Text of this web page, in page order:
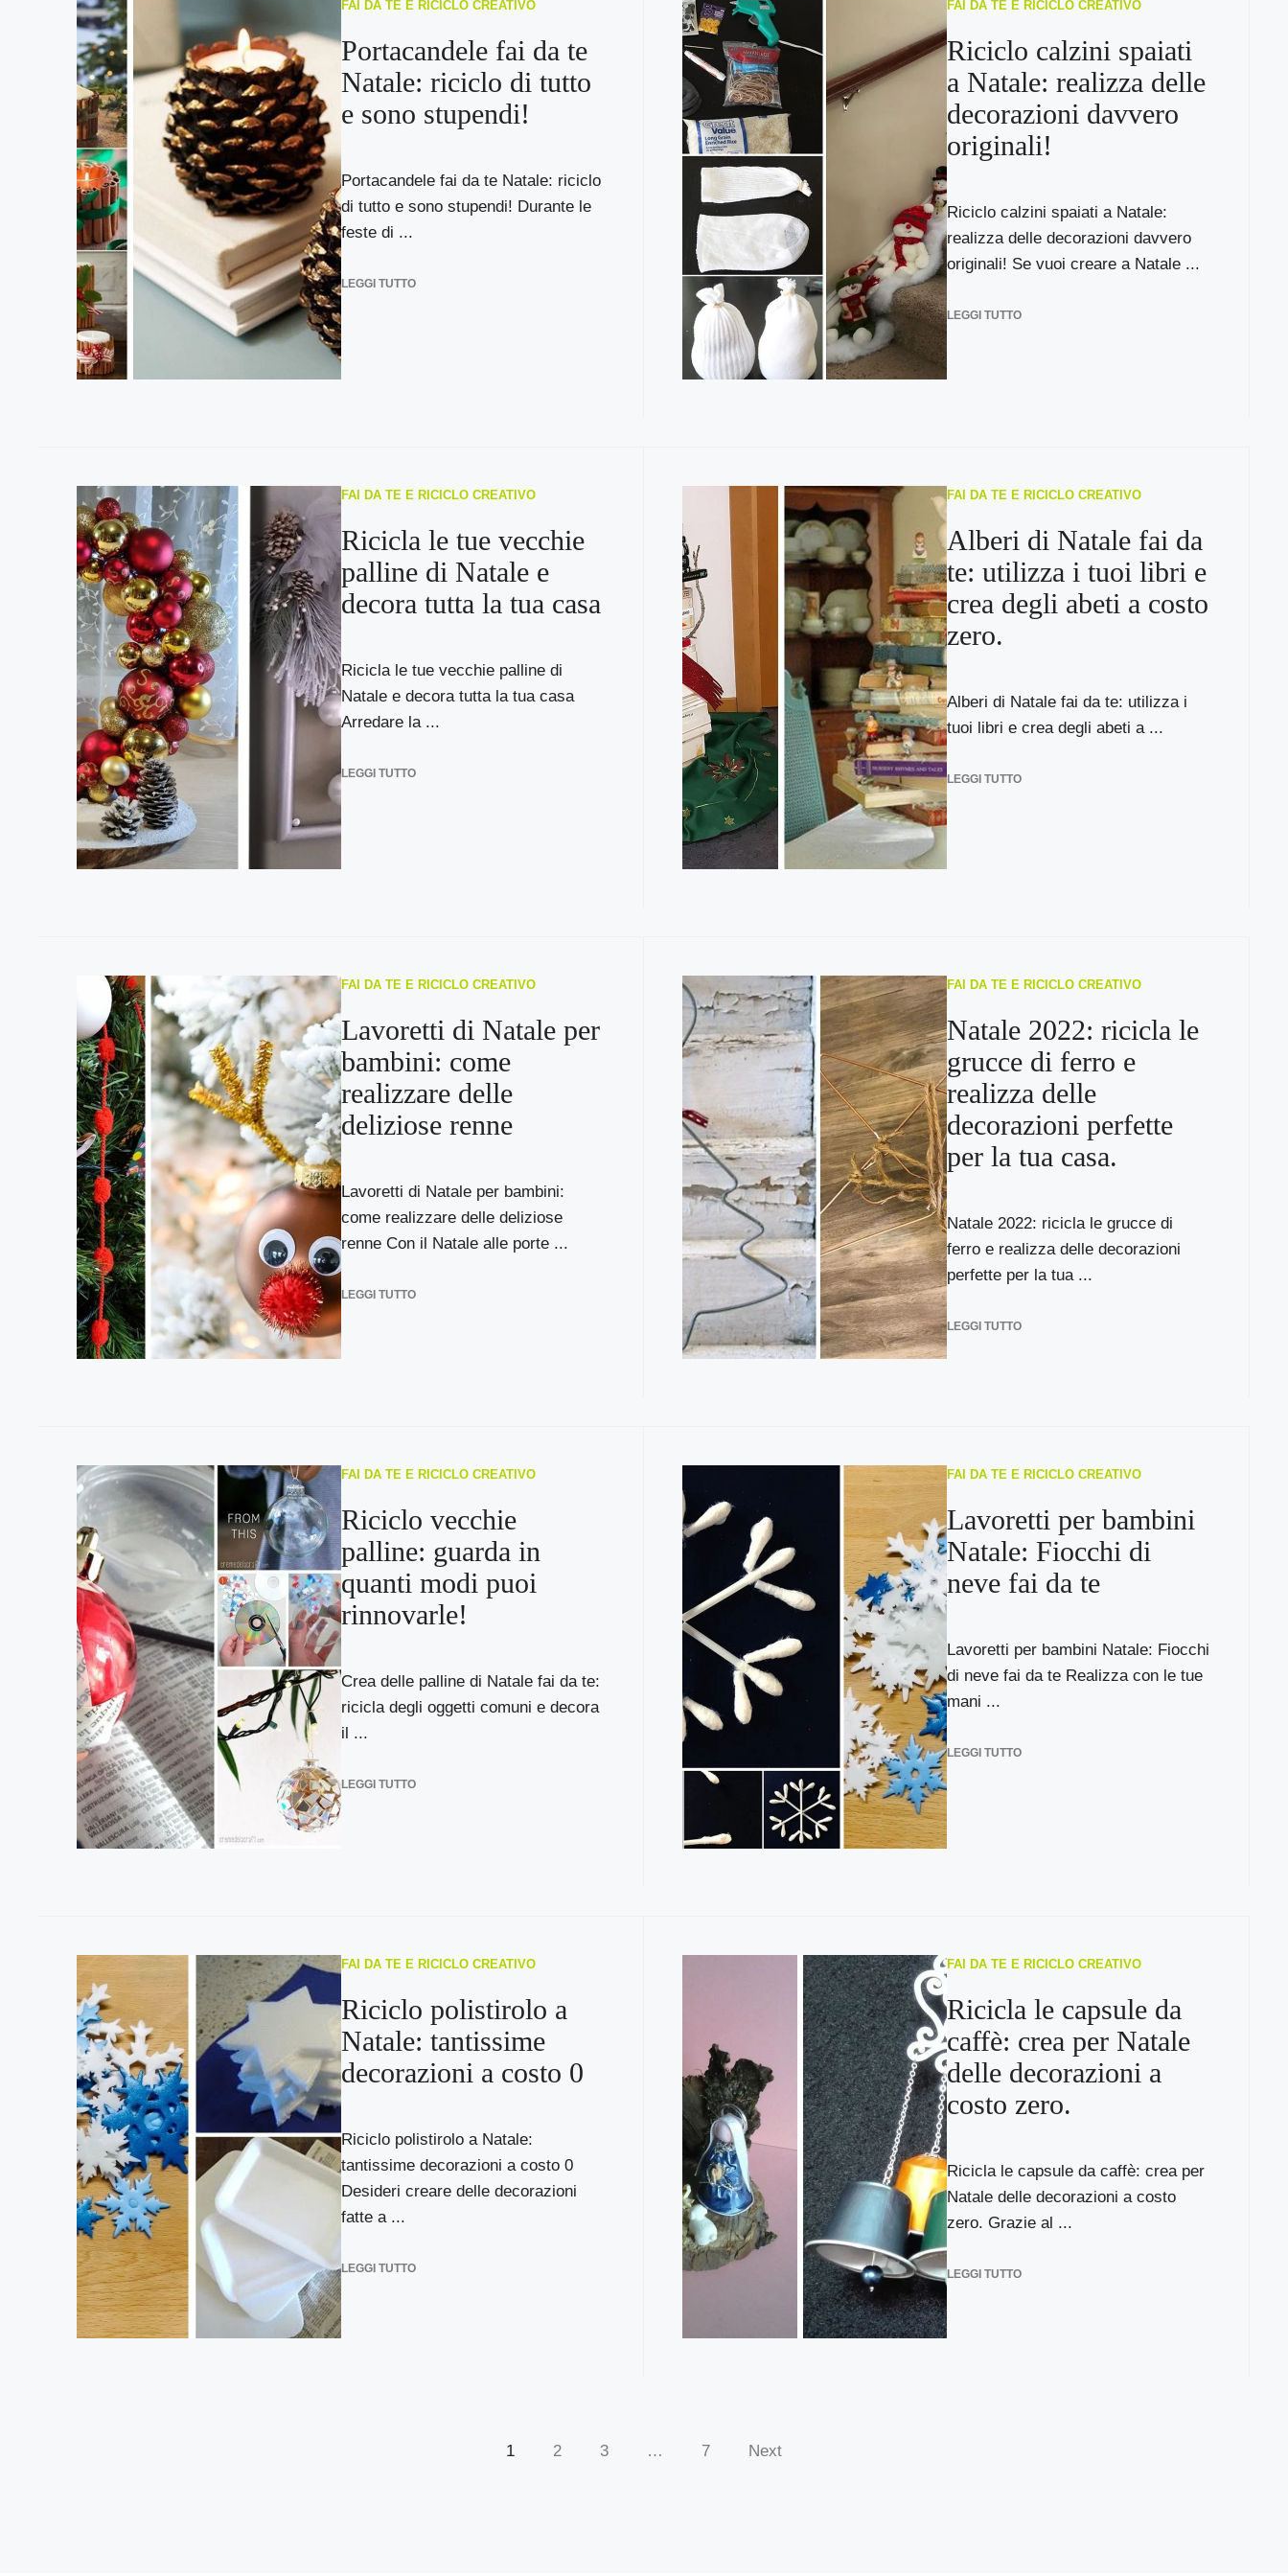
FAI DA TE E RICICLO CREATIVO
Portacandele fai da te
Natale: riciclo di tutto
e sono stupendi!
Portacandele fai da te Natale: riciclo
di tutto e sono stupendi! Durante le
feste di ...
LEGGI TUTTO
FAI DA TE E RICICLO CREATIVO
Riciclo calzini spaiati
a Natale: realizza delle
decorazioni davvero
originali!
Riciclo calzini spaiati a Natale:
realizza delle decorazioni davvero
originali! Se vuoi creare a Natale ...
LEGGI TUTTO
FAI DA TE E RICICLO CREATIVO
Ricicla le tue vecchie
palline di Natale e
decora tutta la tua casa
Ricicla le tue vecchie palline di
Natale e decora tutta la tua casa
Arredare la ...
LEGGI TUTTO
FAI DA TE E RICICLO CREATIVO
Alberi di Natale fai da
te: utilizza i tuoi libri e
crea degli abeti a costo
zero.
Alberi di Natale fai da te: utilizza i
tuoi libri e crea degli abeti a ...
LEGGI TUTTO
FAI DA TE E RICICLO CREATIVO
Lavoretti di Natale per
bambini: come
realizzare delle
deliziose renne
Lavoretti di Natale per bambini:
come realizzare delle deliziose
renne Con il Natale alle porte ...
LEGGI TUTTO
FAI DA TE E RICICLO CREATIVO
Natale 2022: ricicla le
grucce di ferro e
realizza delle
decorazioni perfette
per la tua casa.
Natale 2022: ricicla le grucce di
ferro e realizza delle decorazioni
perfette per la tua ...
LEGGI TUTTO
FAI DA TE E RICICLO CREATIVO
Riciclo vecchie
palline: guarda in
quanti modi puoi
rinnovarle!
Crea delle palline di Natale fai da te:
ricicla degli oggetti comuni e decora
il ...
LEGGI TUTTO
FAI DA TE E RICICLO CREATIVO
Lavoretti per bambini
Natale: Fiocchi di
neve fai da te
Lavoretti per bambini Natale: Fiocchi
di neve fai da te Realizza con le tue
mani ...
LEGGI TUTTO
FAI DA TE E RICICLO CREATIVO
Riciclo polistirolo a
Natale: tantissime
decorazioni a costo 0
Riciclo polistirolo a Natale:
tantissime decorazioni a costo 0
Desideri creare delle decorazioni
fatte a ...
LEGGI TUTTO
FAI DA TE E RICICLO CREATIVO
Ricicla le capsule da
caffè: crea per Natale
delle decorazioni a
costo zero.
Ricicla le capsule da caffè: crea per
Natale delle decorazioni a costo
zero. Grazie al ...
LEGGI TUTTO
1 2 3 … 7 Next